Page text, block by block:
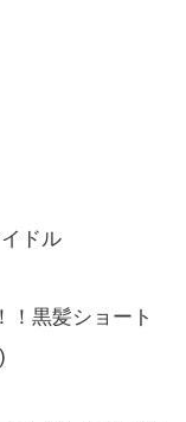
ドル
！黒髪ショート